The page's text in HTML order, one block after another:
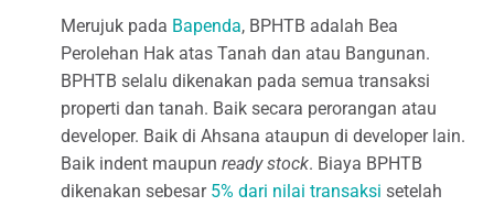
Merujuk pada Bapenda, BPHTB adalah Bea
Perolehan Hak atas Tanah dan atau Bangunan.
BPHTB selalu dikenakan pada semua transaksi
properti dan tanah. Baik secara perorangan atau
developer. Baik di Ahsana ataupun di developer lain.
Baik indent maupun ready stock. Biaya BPHTB
dikenakan sebesar 5% dari nilai transaksi setelah